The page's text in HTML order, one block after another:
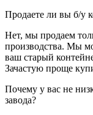
Продаете ли вы б/у
Нет, мы продаем
производства. Мы
ваш старый
Зачастую проще
Почему у вас не
завода?